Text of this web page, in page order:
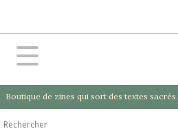
Boutique de zines qui sort des textes sacrés.